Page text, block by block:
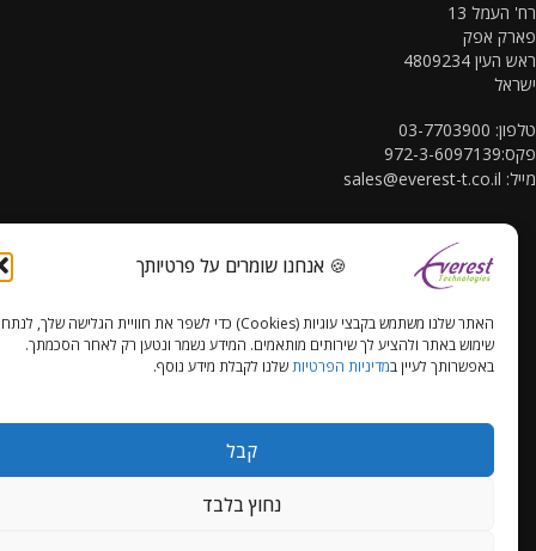
🍪 אנחנו שומרים על פרטיותך
האתר שלנו משתמש בקבצי עוגיות (Cookies) כדי לשפר את חוויית הגלישה שלך, לנתח
שימוש באתר ולהציע לך שירותים מותאמים. המידע נשמר ונטען רק לאחר הסכמתך.
באפשרותך לעיין במדיניות הפרטיותשלנו לקבלת מידע נוסף.
קבל
נחוץ בלבד
13
אפק
4809234
7703900
sales@everest-t.co.il
הצהרת נגישות
Copyright Everest Technologies ltd. 2016. All Rights Reserved.